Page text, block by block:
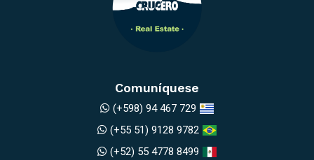
Comuníquese
(+598) 94 467 729
(+55 51) 9128 9782
(+52) 55 4778 8499